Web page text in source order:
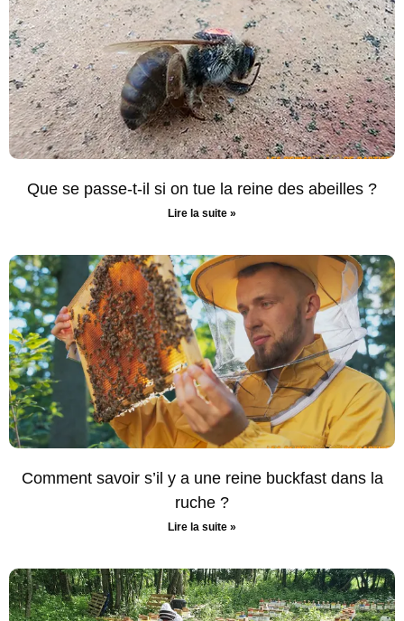
Que se passe-t-il si on tue la reine des abeilles ?
Lire la suite »
Comment savoir s’il y a une reine buckfast dans la
ruche ?
Lire la suite »